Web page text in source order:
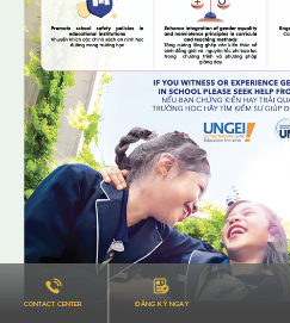
CONTACT CENTER ĐĂNG KÝ NGAY